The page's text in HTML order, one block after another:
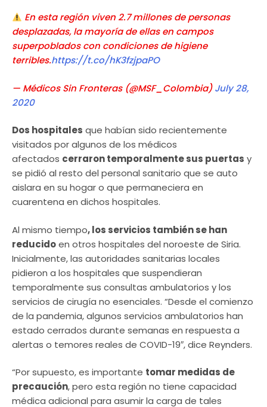
En esta región viven 2.7 millones de personas
desplazadas, la mayoría de ellas en campos
superpoblados con condiciones de higiene
terribles.https://t.co/hK3fzjpaPO
— Médicos Sin Fronteras (@MSF_Colombia)July 28,
2020
Dos hospitales que habían sido recientemente
visitados por algunos de los médicos
afectados cerraron temporalmente sus puertas y
se pidió al resto del personal sanitario que se auto
aislara en su hogar o que permaneciera en
cuarentena en dichos hospitales.
Al mismo tiempo, los servicios también se han
reducidoen otros hospitales del noroeste de Siria.
Inicialmente, las autoridades sanitarias locales
pidieron a los hospitales que suspendieran
temporalmente sus consultas ambulatorios y los
servicios de cirugía no esenciales. “Desde el comienzo
de la pandemia, algunos servicios ambulatorios han
estado cerrados durante semanas en respuesta a
alertas o temores reales de COVID-19″, dice Reynders.
“Por supuesto, es importante tomar medidas de
precaución, pero esta región no tiene capacidad
médica adicional para asumir la carga de tales